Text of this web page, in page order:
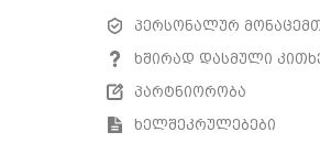
პერსონალურ
ხშირად დასმული
პარტნიორობა
ხელშეკრულებები